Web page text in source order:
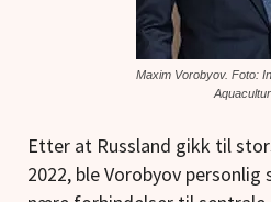
Maxim Vorobyov. Foto:
Etter at Russland gikk til
2022, ble Vorobyov